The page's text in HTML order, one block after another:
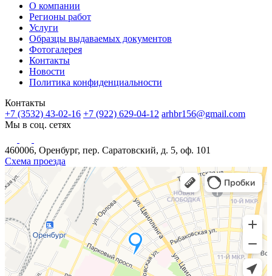
О компании
Регионы работ
Услуги
Образцы выдаваемых документов
Фотогалерея
Контакты
Новости
Политика конфиденциальности
Контакты
+7 (3532) 43-02-16 +7 (922) 629-04-12 arhbr156@gmail.com
Мы в соц. сетях
460006, Оренбург, пер. Саратовский, д. 5, оф. 101
Схема проезда